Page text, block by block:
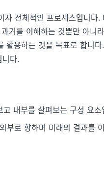
전체적인 프로세스입니다
를 이해하는 것뿐만 아니
활용하는 것을 목표로 합니
다.
내부를 살펴보는 구성 요소
로 향하며 미래의 결과를